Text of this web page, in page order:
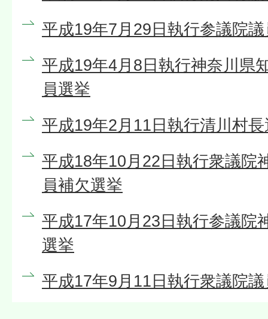
平成19年7月29日執行参議院
平成19年4月8日執行神奈川県
員選挙
平成19年2月11日執行清川村
平成18年10月22日執行衆議院
員補欠選挙
平成17年10月23日執行参議院
選挙
平成17年9月11日執行衆議院